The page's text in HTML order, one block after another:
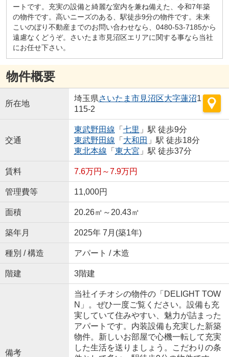
ートです。充実の設備と綺麗な室内を兼ね備えた、令和7年築
の物件です。高いニーズのある、駅徒歩9分の物件です。未来
こいのぼり不動産までのお問い合わせなら、0480-53-7185から
遠慮なくどうぞ。さいたま市見沼区エリアに関する事なら当社
にお任せ下さい。
物件概要
所在地
埼玉県さいたま市見沼区大字蓮沼1
115-2
交通
東武野田線 「 七里 」駅 徒歩9分
東武野田線 「 大和田 」駅 徒歩18分
東北本線 「 東大宮 」駅 徒歩37分
賃料 7.6万円～7.9万円
管理費等 11,000円
面積 20.26㎡～20.43㎡
築年月 2025年 7月(築1年)
種別 / 構造 アパート / 木造
階建 3階建
備考
当社イチオシの物件の「DELIGHT TOW
N」。ぜひ一度ご覧ください。設備も充
実していて住みやすい、魅力が詰まった
アパートです。内装設備も充実した新築
物件。新しいお部屋で心機一転して充実
した生活を送りましょう。こだわりの条